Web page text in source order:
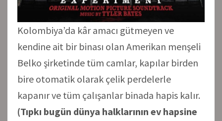
Kolombiya’da kâr amacı gütmeyen ve
kendine ait bir binası olan Amerikan menşeli
Belko şirketinde tüm camlar, kapılar birden
bire otomatik olarak çelik perdelerle
kapanır ve tüm çalışanlar binada hapis kalır.
(Tıpkı bugün dünya halklarının ev hapsine